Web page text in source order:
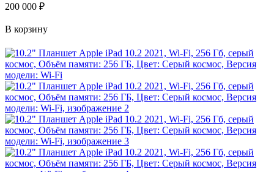
200 000 ₽
В корзину